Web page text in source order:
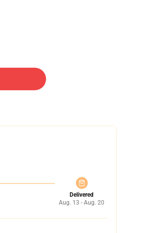
Delivered
Aug. 13 - Aug. 20